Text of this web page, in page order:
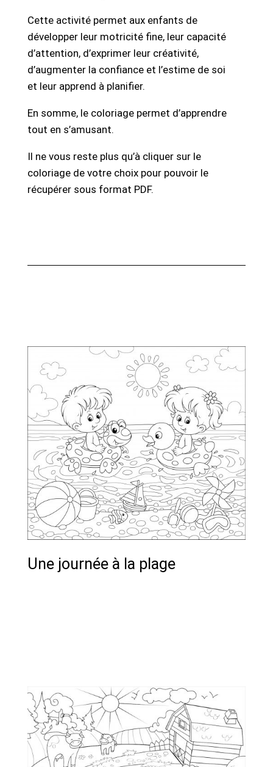
Cette activité permet aux enfants de
développer leur motricité fine, leur capacité
d’attention, d’exprimer leur créativité,
d’augmenter la confiance et l’estime de soi
et leur apprend à planifier.
En somme, le coloriage permet d’apprendre
tout en s’amusant.
Il ne vous reste plus qu’à cliquer sur le
coloriage de votre choix pour pouvoir le
récupérer sous format PDF.
Une journée à la plage